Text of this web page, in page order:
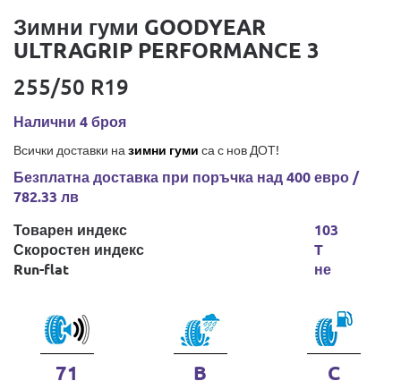
Зимни гуми GOODYEAR
ULTRAGRIP PERFORMANCE 3
255/50 R19
Налични 4 броя
Всички доставки на зимни гуми са с нов ДОТ!
Безплатна доставка при поръчка над 400 евро /
782.33 лв
Товарен индекс
Скоростен индекс
Run-flat
103
T
не
71 B C